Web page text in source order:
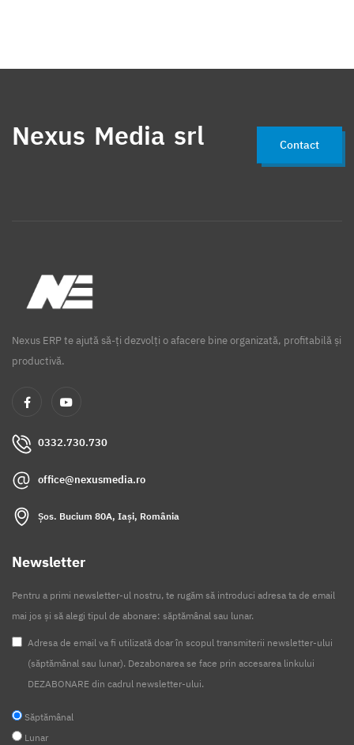
Nexus Media srl Contact
Nexus ERP te ajută să-ți dezvolți o afacere bine organizată, profitabilă și
productivă.
0332.730.730
office@nexusmedia.ro
Șos. Bucium 80A, Iași, România
Newsletter
Pentru a primi newsletter-ul nostru, te rugăm să introduci adresa ta de email
mai jos și să alegi tipul de abonare: săptămânal sau lunar.
Adresa de email va fi utilizată doar în scopul transmiterii newsletter-ului
(săptămânal sau lunar). Dezabonarea se face prin accesarea linkului
DEZABONARE din cadrul newsletter-ului.
Săptămânal
Lunar